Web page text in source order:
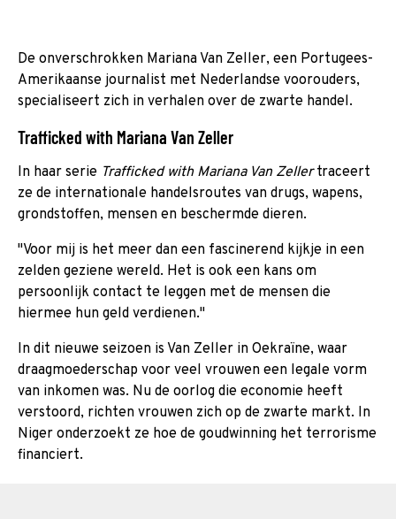
De onverschrokken Mariana Van Zeller, een Portugees-
Amerikaanse journalist met Nederlandse voorouders,
specialiseert zich in verhalen over de zwarte handel.
Trafficked with Mariana Van Zeller
In haar serie Trafficked with Mariana Van Zellertraceert
ze de internationale handelsroutes van drugs, wapens,
grondstoffen, mensen en beschermde dieren.
"Voor mij is het meer dan een fascinerend kijkje in een
zelden geziene wereld. Het is ook een kans om
persoonlijk contact te leggen met de mensen die
hiermee hun geld verdienen."
In dit nieuwe seizoen is Van Zeller in Oekraïne, waar
draagmoederschap voor veel vrouwen een legale vorm
van inkomen was. Nu de oorlog die economie heeft
verstoord, richten vrouwen zich op de zwarte markt. In
Niger onderzoekt ze hoe de goudwinning het terrorisme
financiert.